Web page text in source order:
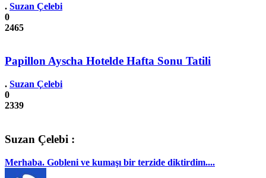
. Suzan Çelebi
0
2465
Papillon Ayscha Hotelde Hafta Sonu Tatili
. Suzan Çelebi
0
2339
Suzan Çelebi :
Merhaba. Gobleni ve kumaşı bir terzide diktirdim....